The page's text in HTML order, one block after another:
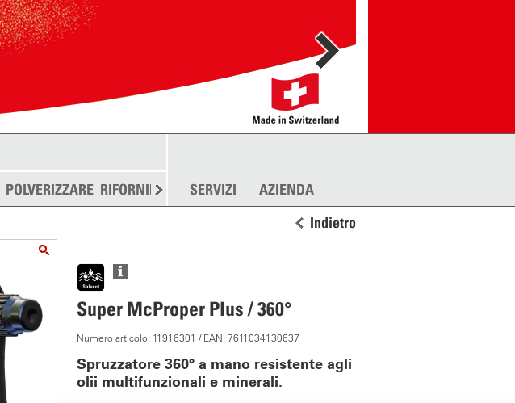
POLVERIZZARE RIFORNIRE SPARGERE ALTRO
SERVIZI AZIENDA
Indietro
Super McProper Plus / 360°
Numero articolo: 11916301 / EAN: 7611034130637
Spruzzatore 360° a mano resistente agli
olii multifunzionali e minerali.